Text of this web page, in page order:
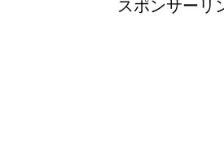
スポンサーリ